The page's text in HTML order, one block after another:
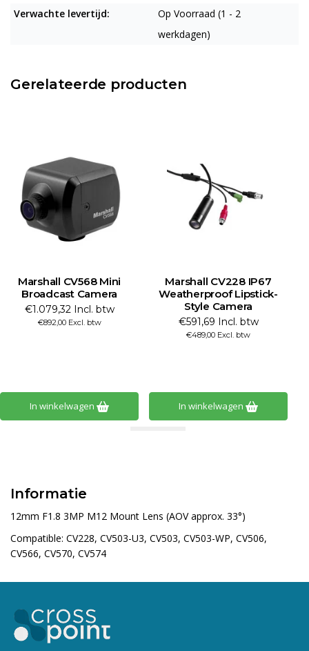
Verwachte levertijd:
Op Voorraad (1 - 2
werkdagen)
Gerelateerde producten
Marshall CV568 Mini
Broadcast Camera
€1.079,32 Incl. btw
€892,00 Excl. btw
In winkelwagen
Marshall CV228 IP67
Weatherproof Lipstick-
Style Camera
€591,69 Incl. btw
€489,00 Excl. btw
In winkelwagen
Informatie
12mm F1.8 3MP M12 Mount Lens (AOV approx. 33°)
Compatible: CV228, CV503-U3, CV503, CV503-WP, CV506,
CV566, CV570, CV574